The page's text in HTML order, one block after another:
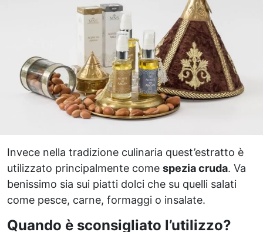
Invece nella tradizione culinaria quest’estratto è
utilizzato principalmente come spezia cruda. Va
benissimo sia sui piatti dolci che su quelli salati
come pesce, carne, formaggi o insalate.
Quando è sconsigliato l’utilizzo?